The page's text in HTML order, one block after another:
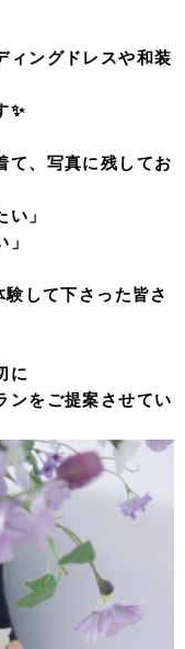
ィングドレスや和装
✨
て、写真に残してお
」
して下さった皆さ
に
ンをご提案させてい